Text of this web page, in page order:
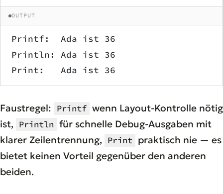
OUTPUT
Printf:  Ada ist 36
Println: Ada ist 36
Print:   Ada ist 36
Faustregel: Printf wenn Layout-Kontrolle nötig
ist, Println für schnelle Debug-Ausgaben mit
klarer Zeilentrennung, Print praktisch nie — es
bietet keinen Vorteil gegenüber den anderen
beiden.